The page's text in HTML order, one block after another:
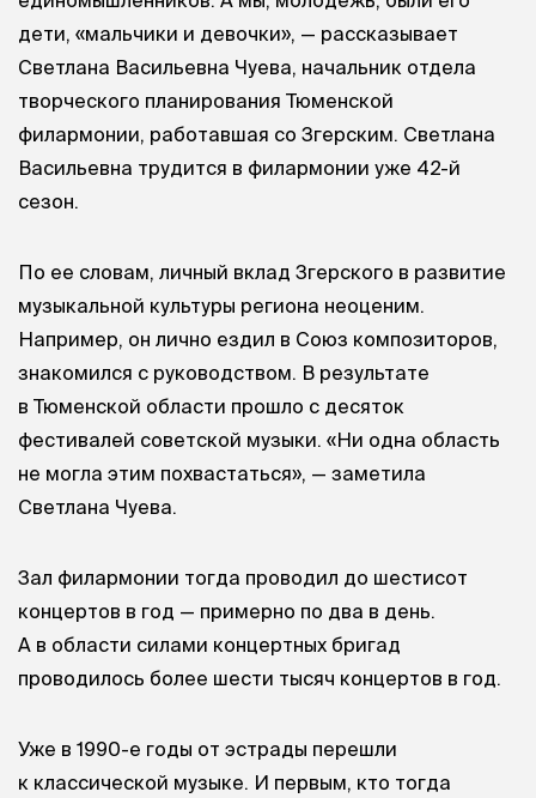
дети, «мальчики и девочки», — рассказывает
Светлана Васильевна Чуева, начальник отдела
творческого планирования Тюменской
филармонии, работавшая со Згерским. Светлана
Васильевна трудится в филармонии уже 42-й
сезон.
По ее словам, личный вклад Згерского в развитие
музыкальной культуры региона неоценим.
Например, он лично ездил в Союз композиторов,
знакомился с руководством. В результате
в Тюменской области прошло с десяток
фестивалей советской музыки. «Ни одна область
не могла этим похвастаться», — заметила
Светлана Чуева.
Зал филармонии тогда проводил до шестисот
концертов в год — примерно по два в день.
А в области силами концертных бригад
проводилось более шести тысяч концертов в год.
Уже в 1990-е годы от эстрады перешли
к классической музыке. И первым, кто тогда